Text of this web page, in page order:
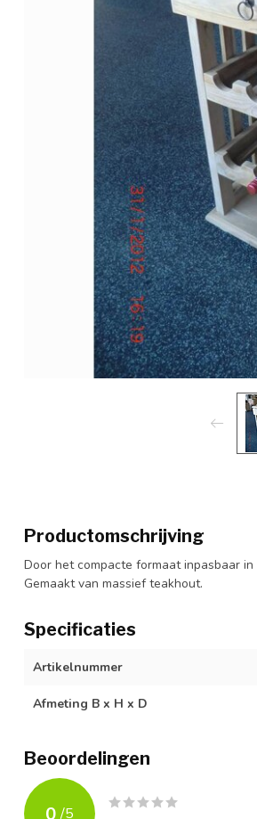
Productomschrijving
Door het compacte formaat inpasbaar
Gemaakt van massief teakhout.
Specificaties
Artikelnummer
Afmeting B x H x D
Beoordelingen
0 /5